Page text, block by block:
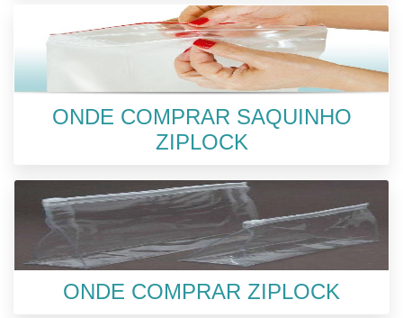
ONDE COMPRAR SAQUINHO
ZIPLOCK
ONDE COMPRAR ZIPLOCK